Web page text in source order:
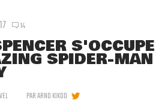
14
SPIDER-MAN
PARARNO KIKOO